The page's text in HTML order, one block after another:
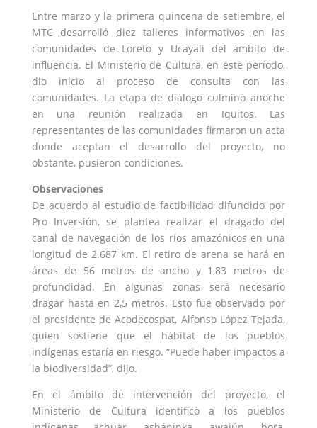
Entre marzo y la primera quincena de setiembre, el
MTC desarrolló diez talleres informativos en las
comunidades de Loreto y Ucayali del ámbito de
influencia. El Ministerio de Cultura, en este período,
dio inicio al proceso de consulta con las
comunidades. La etapa de diálogo culminó anoche
en una reunión realizada en Iquitos. Las
representantes de las comunidades firmaron un acta
donde aceptan el desarrollo del proyecto, no
obstante, pusieron condiciones.
Observaciones
De acuerdo al estudio de factibilidad difundido por
Pro Inversión, se plantea realizar el dragado del
canal de navegación de los ríos amazónicos en una
longitud de 2.687 km. El retiro de arena se hará en
áreas de 56 metros de ancho y 1,83 metros de
profundidad. En algunas zonas será necesario
dragar hasta en 2,5 metros. Esto fue observado por
el presidente de Acodecospat, Alfonso López Tejada,
quien sostiene que el hábitat de los pueblos
indígenas estaría en riesgo. “Puede haber impactos a
la biodiversidad”, dijo.
En el ámbito de intervención del proyecto, el
Ministerio de Cultura identificó a los pueblos